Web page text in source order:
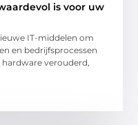
is voor uw
IT-middelen om
en bedrijfsprocessen
hardware verouderd,